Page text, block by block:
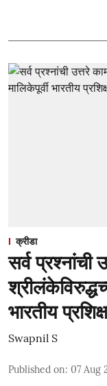
क्रीडा
सर्व प्रश्नांची
भारतीय
Swapnil S
Published on: 07 Aug